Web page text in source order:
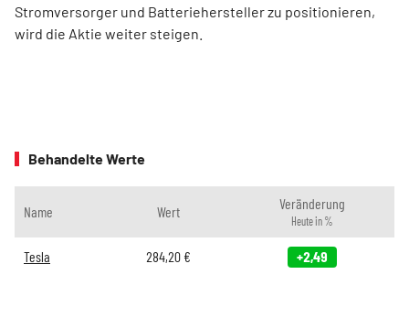
Stromversorger und Batteriehersteller zu positionieren,
wird die Aktie weiter steigen.
Behandelte Werte
Name Wert Veränderung
Heute in %
Tesla 284,20 € +2,49